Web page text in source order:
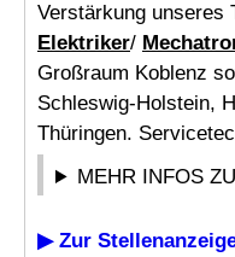
Verstärkung unseres
Elektriker/
Großraum Koblenz
Schleswig-Holstein,
Thüringen.
MEHR INFOS
▶ Zur